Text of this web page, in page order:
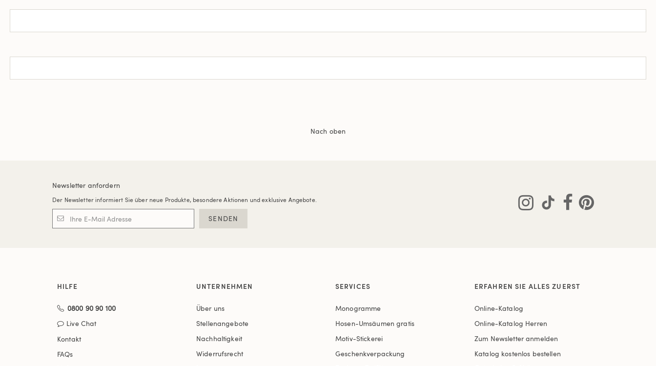
Nach oben
Newsletter anfordern
Der Newsletter informiert Sie über neue Produkte, besondere Aktionen und exklusive Angebote.
SENDEN
HILFE
0800 90 90 100
Live Chat
Kontakt
FAQs
UNTERNEHMEN
Über uns
Stellenangebote
Nachhaltigkeit
Widerrufsrecht
SERVICES
Monogramme
Hosen-Umsäumen gratis
Motiv-Stickerei
Geschenkverpackung
ERFAHREN SIE ALLES ZUERST
Online-Katalog
Online-Katalog Herren
Zum Newsletter anmelden
Katalog kostenlos bestellen